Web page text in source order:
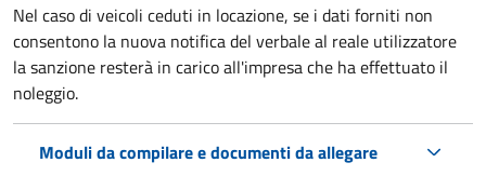
Nel caso di veicoli ceduti in locazione, se i dati forniti non
consentono la nuova notifica del verbale al reale utilizzatore
la sanzione resterà in carico all'impresa che ha effettuato il
noleggio.
Moduli da compilare e documenti da allegare